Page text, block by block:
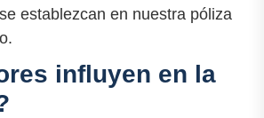
establezcan en nuestra póliza
influyen en la